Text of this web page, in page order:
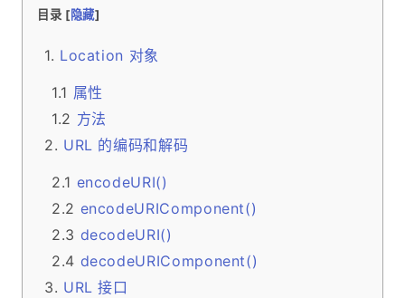
目录 [隐藏]
Location 对象
属性
方法
URL 的编码和解码
encodeURI()
encodeURIComponent()
decodeURI()
decodeURIComponent()
URL 接口